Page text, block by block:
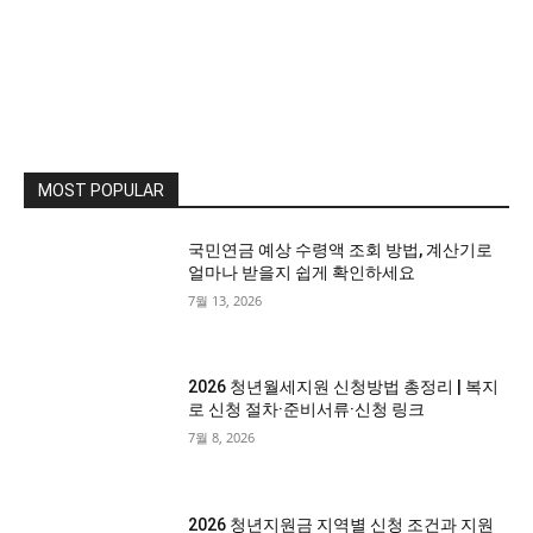
MOST POPULAR
국민연금 예상 수령액 조회 방법, 계산기로
얼마나 받을지 쉽게 확인하세요
7월 13, 2026
2026 청년월세지원 신청방법 총정리 | 복지
로 신청 절차·준비서류·신청 링크
7월 8, 2026
2026 청년지원금 지역별 신청 조건과 지원